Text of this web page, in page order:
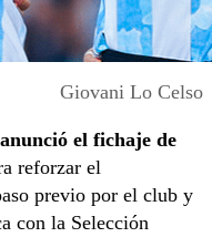
Giovani Lo Celso
el fichaje de
reforzar el
previo por el club y
con la Selección